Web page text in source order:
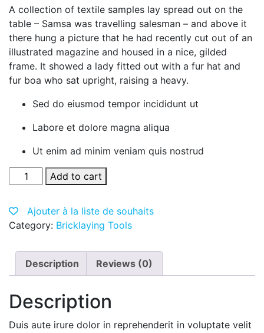
A collection of textile samples lay spread out on the
table – Samsa was travelling salesman – and above it
there hung a picture that he had recently cut out of an
illustrated magazine and housed in a nice, gilded
frame. It showed a lady fitted out with a fur hat and
fur boa who sat upright, raising a heavy.
Sed do eiusmod tempor incididunt ut
Labore et dolore magna aliqua
Ut enim ad minim veniam quis nostrud
Black
Dress
Add to cart
Ajouter à la liste de souhaits
Category: Bricklaying Tools
Description Reviews (0)
Description
Duis aute irure dolor in reprehenderit in voluptate velit